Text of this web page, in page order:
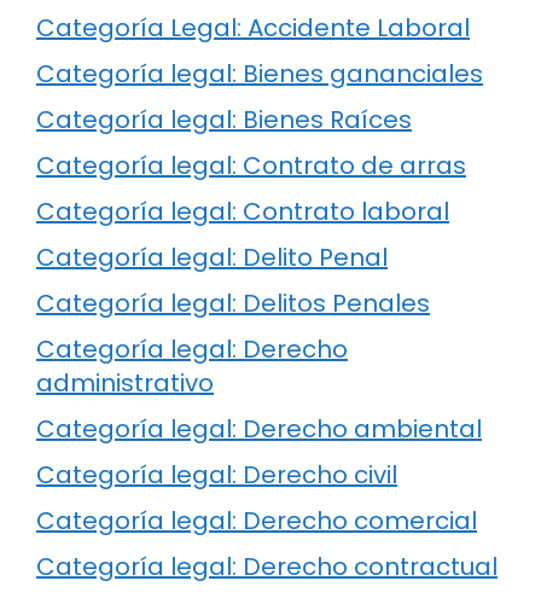
Categoría Legal: Accidente Laboral
Categoría legal: Bienes gananciales
Categoría legal: Bienes Raíces
Categoría legal: Contrato de arras
Categoría legal: Contrato laboral
Categoría legal: Delito Penal
Categoría legal: Delitos Penales
Categoría legal: Derecho
administrativo
Categoría legal: Derecho ambiental
Categoría legal: Derecho civil
Categoría legal: Derecho comercial
Categoría legal: Derecho contractual